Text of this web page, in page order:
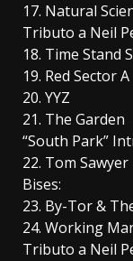
17. Natural
Tributo a Neil
18. Time Stand
19. Red Sector A
20. YYZ
21. The Garden
“South Park”
22. Tom Sawyer
Bises:
23. By-Tor &
24. Working
Tributo a Neil